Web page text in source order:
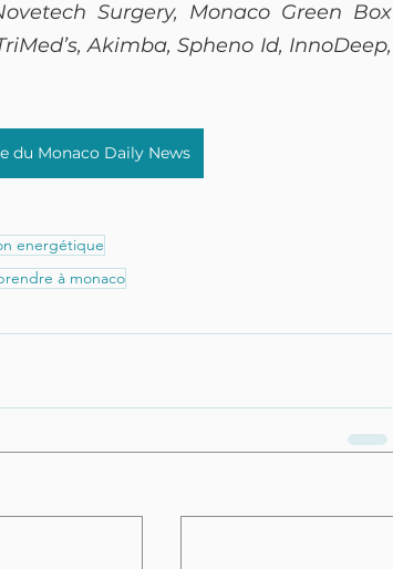
Surgery, Monaco Green Box
Akimba, Spheno Id, InnoDeep,
du Monaco Daily News
energétique
à monaco